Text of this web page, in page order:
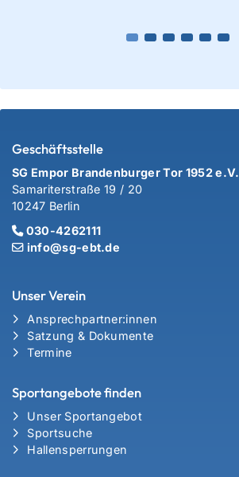
Geschäftsstelle
SG Empor Brandenburger Tor 1952 e.V.
Samariterstraße 19 / 20
10247 Berlin
030-4262111
info@sg-ebt.de
Unser Verein
Ansprechpartner:innen
Satzung & Dokumente
Termine
Sportangebote finden
Unser Sportangebot
Sportsuche
Hallensperrungen